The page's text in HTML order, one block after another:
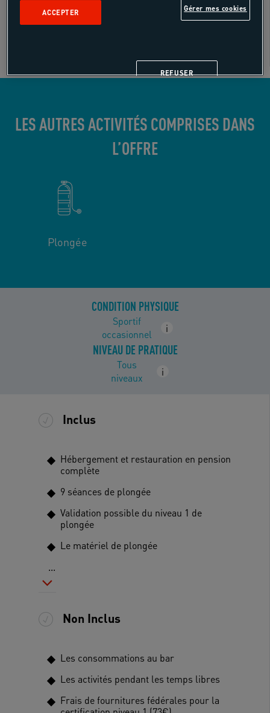
SUR SITE
18 - 55 ans
LES AUTRES ACTIVITÉS COMPRISES DANS
L’OFFRE
Plongée
CONDITION PHYSIQUE
Sportif
occasionnel
i
NIVEAU DE PRATIQUE
Tous
niveaux
i
Inclus
Hébergement et restauration en pension
complète
9 séances de plongée
Validation possible du niveau 1 de
plongée
Le matériel de plongée
...
Non Inclus
Les consommations au bar
Les activités pendant les temps libres
Frais de fournitures fédérales pour la
Gérer mes cookies
REFUSER
ACCEPTER